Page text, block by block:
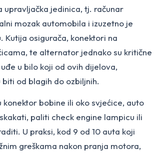
upravljačka jedinica, tj. računar
mozak automobila i izuzetno je
Kutija osigurača, konektori na
te alternator jednako su kritične
u bilo koji od ovih dijelova,
od blagih do ozbiljnih.
konektor bobine ili oko svjećice, auto
paliti check engine lampicu ili
U praksi, kod 9 od 10 auta koji
greškama nakon pranja motora,